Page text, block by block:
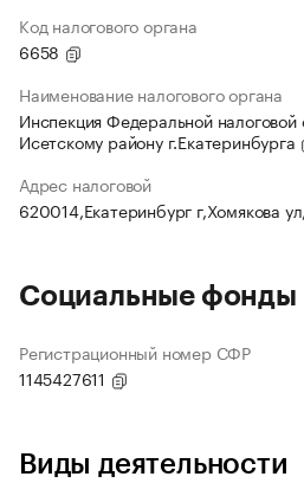
Код налогового органа
6658
Наименование налогового органа
Инспекция Федеральной
Исетскому району г.Екатеринбурга
Адрес налоговой
620014,Екатеринбург г,Хомякова
Социальные фонды
Регистрационный номер СФР
1145427611
Виды деятельности